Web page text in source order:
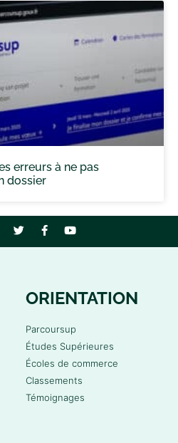
erreurs à ne pas
dossier
ORIENTATION
Parcoursup
Études Supérieures
Écoles de commerce
Classements
Témoignages